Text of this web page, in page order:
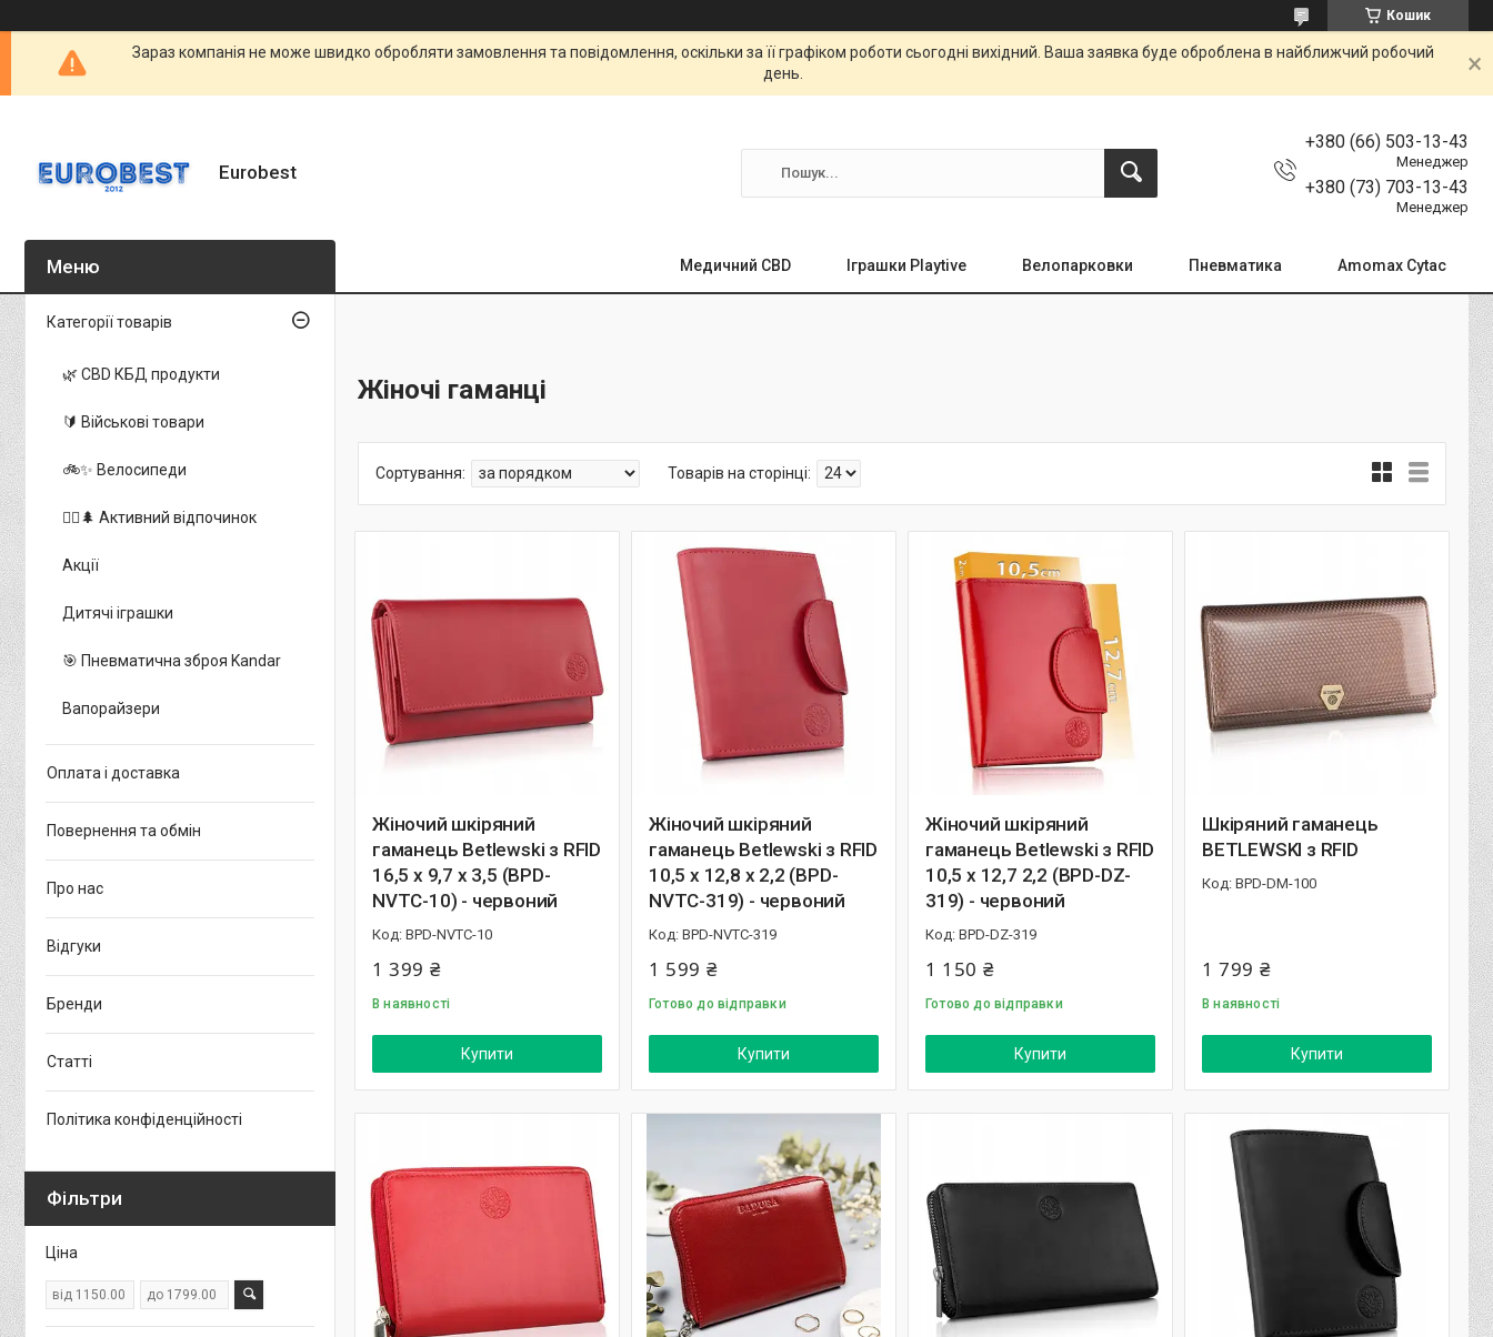
Кошик
Зараз компанія не може швидко обробляти замовлення та повідомлення, оскільки за її графіком роботи сьогодні вихідний. Ваша заявка буде оброблена в найближчий робочий
день.
Eurobest
+380 (66) 503-13-43
Менеджер
+380 (73) 703-13-43
Менеджер
Медичний CBD Іграшки Playtive Велопарковки Пневматика Amomax Cytac
Жіночі гаманці
Жіночий шкіряний
гаманець Betlewski з RFID
16,5 х 9,7 х 3,5 (BPD-
NVTC-10) - червоний
BPD-NVTC-10
1 399 ₴
В наявності
Купити
Жіночий шкіряний
гаманець Betlewski з RFID
10,5 х 12,8 х 2,2 (BPD-
NVTC-319) - червоний
BPD-NVTC-319
1 599 ₴
Готово до відправки
Купити
Жіночий шкіряний
гаманець Betlewski з RFID
10,5 х 12,7 2,2 (BPD-DZ-
319) - червоний
BPD-DZ-319
1 150 ₴
Готово до відправки
Купити
Шкіряний гаманець
BETLEWSKI з RFID
BPD-DM-100
1 799 ₴
В наявності
Купити
Категорії товарів
🌿 CBD КБД продукти
🔰 Військові товари
🚲✨ Велосипеди
🚵‍♂️🌲 Активний відпочинок
Акції
Дитячі іграшки
🎯 Пневматична зброя Kandar
Вапорайзери
Оплата і доставка
Повернення та обмін
Про нас
Відгуки
Бренди
Статті
Політика конфіденційності
Фільтри
Ціна